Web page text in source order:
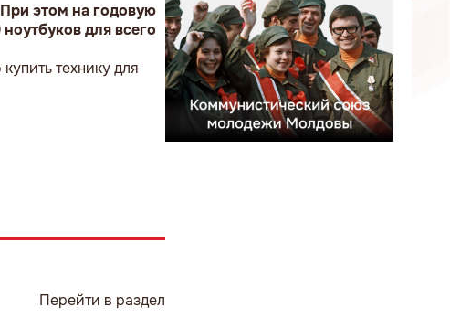
этом на годовую
для всего
технику для
Перейти в раздел